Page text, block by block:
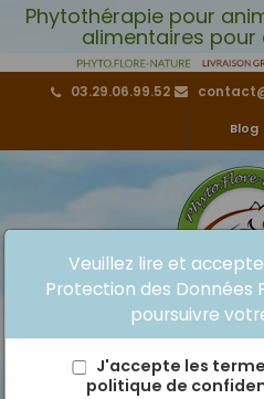
Veuillez lire et
Protection des Données
poursuivre
J'accepte les
politique de
Phytothérapie pour
alimentaires pour
03.29.06.99.52
Blog